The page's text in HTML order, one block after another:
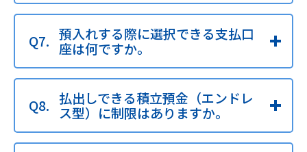
預入れする際に選択できる支払口
座は何ですか。
払出しできる積立預金（エンドレ
ス型）に制限はありますか。